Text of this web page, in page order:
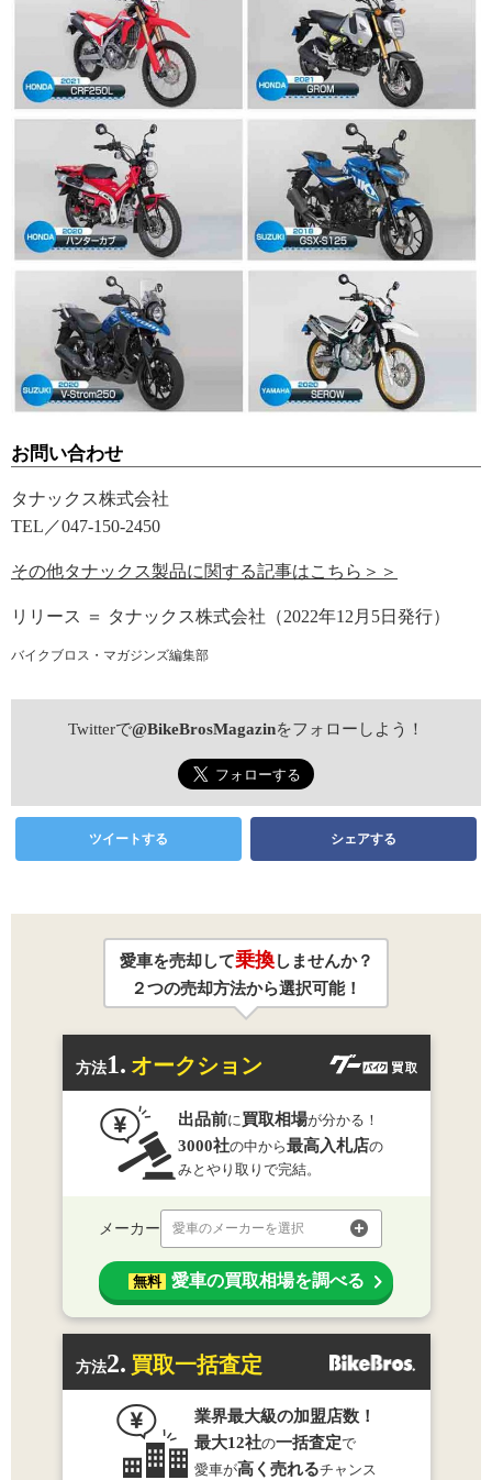
お問い合わせ
タナックス株式会社
TEL／047-150-2450
その他タナックス製品に関する記事はこちら＞＞
リリース ＝ タナックス株式会社（2022年12月5日発行）
バイクブロス・マガジンズ編集部
Twitterで@BikeBrosMagazinをフォローしよう！
ツイートする シェアする
愛車を売却して乗換しませんか？
２つの売却方法から選択可能！
方法1. オークション
出品前に買取相場が分かる！
3000社の中から最高入札店の
みとやり取りで完結。
メーカー 愛車のメーカーを選択
無料 愛車の買取相場を調べる
方法2. 買取一括査定
業界最大級の加盟店数！
最大12社の一括査定で
愛車が高く売れるチャンス